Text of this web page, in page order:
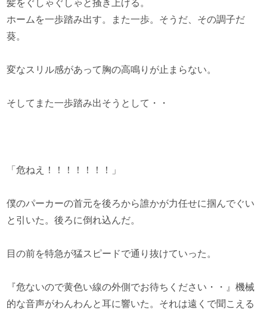
髪をぐしゃぐしゃと掻き上げる。
ホームを一歩踏み出す。また一歩。そうだ、その調子だ
葵。
変なスリル感があって胸の高鳴りが止まらない。
そしてまた一歩踏み出そうとして・・
「危ねえ！！！！！！！」
僕のパーカーの首元を後ろから誰かが力任せに掴んでぐい
と引いた。後ろに倒れ込んだ。
目の前を特急が猛スピードで通り抜けていった。
『危ないので黄色い線の外側でお待ちください・・』機械
的な音声がわんわんと耳に響いた。それは遠くで聞こえる